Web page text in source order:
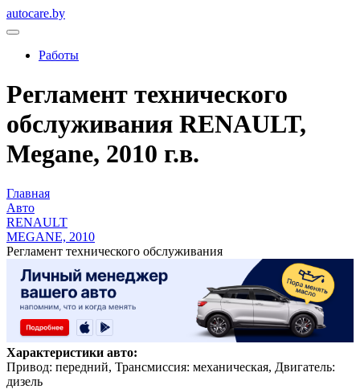
autocare.by
Работы
Регламент технического
обслуживания RENAULT,
Megane, 2010 г.в.
Главная
Авто
RENAULT
MEGANE, 2010
Регламент технического обслуживания
Характеристики авто:
Привод: передний, Трансмиссия: механическая, Двигатель:
дизель